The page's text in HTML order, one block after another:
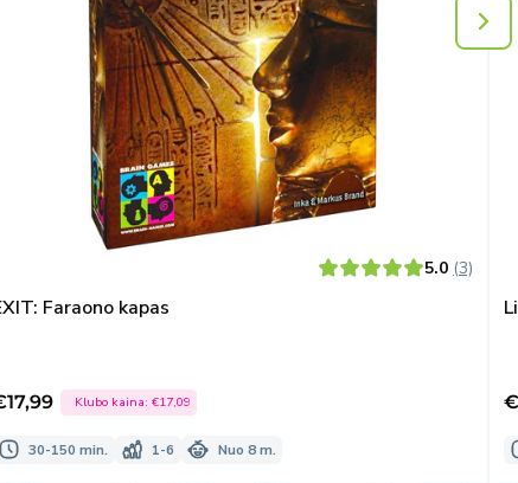
5.0 (3)
Faraono kapas
kaina
Klubo kaina:€17,09
30-150 min. 1-6 Nuo 8 m.